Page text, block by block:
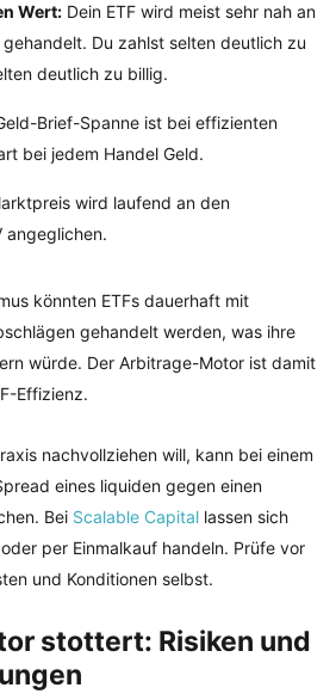
Wert: Dein ETF wird meist sehr nah an
gehandelt. Du zahlst selten deutlich zu
deutlich zu billig.
Brief-Spanne ist bei effizienten
bei jedem Handel Geld.
wird laufend an den
angeglichen.
könnten ETFs dauerhaft mit
gehandelt werden, was ihre
würde. Der Arbitrage-Motor ist damit
Effizienz.
nachvollziehen will, kann bei einem
eines liquiden gegen einen
Bei Scalable Capital lassen sich
per Einmalkauf handeln. Prüfe vor
und Konditionen selbst.
stottert: Risiken und